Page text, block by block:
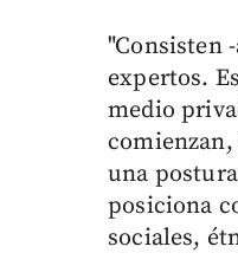
"Consisten
expertos.
medio
una
posiciona
sociales,